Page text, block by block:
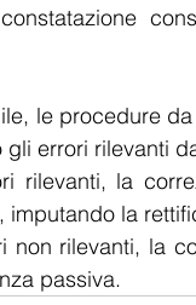
le procedure
errori rilevanti
rilevanti, la
imputando la
non rilevanti, la
passiva.